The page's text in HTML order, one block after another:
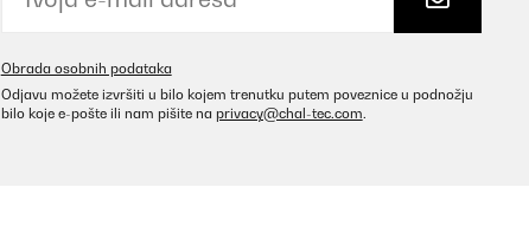
Obrada osobnih podataka
Odjavu možete izvršiti u bilo kojem trenutku putem poveznice u podnožju
bilo koje e-pošte ili nam pišite na privacy@chal-tec.com.